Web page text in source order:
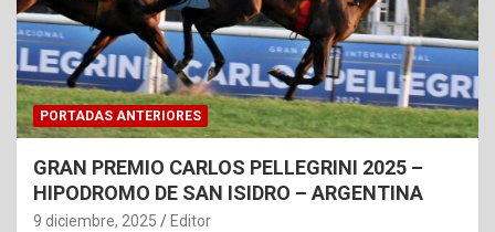
PORTADAS ANTERIORES
GRAN PREMIO CARLOS PELLEGRINI 2025 –
HIPODROMO DE SAN ISIDRO – ARGENTINA
9 diciembre, 2025 Editor